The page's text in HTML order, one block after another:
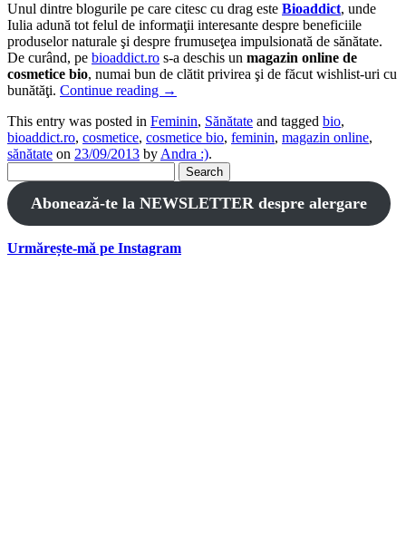
Unul dintre blogurile pe care citesc cu drag este Bioaddict, unde
Iulia adună tot felul de informaţii interesante despre beneficiile
produselor naturale şi despre frumuseţea impulsionată de sănătate.
De curând, pe bioaddict.ro s-a deschis un magazin online de
cosmetice bio, numai bun de clătit privirea şi de făcut wishlist-uri cu
bunătăţi. Continue reading →
This entry was posted in Feminin, Sănătate and tagged bio,
bioaddict.ro, cosmetice, cosmetice bio, feminin, magazin online,
sănătate on 23/09/2013 byAndra :).
for:
Abonează-te la NEWSLETTER despre alergare
Urmărește-mă pe Instagram